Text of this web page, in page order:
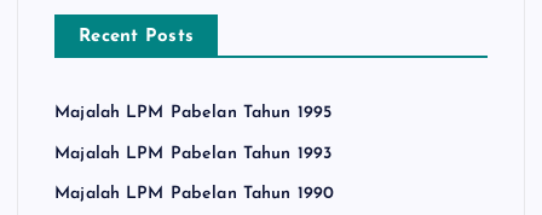
Recent Posts
Majalah LPM Pabelan Tahun 1995
Majalah LPM Pabelan Tahun 1993
Majalah LPM Pabelan Tahun 1990